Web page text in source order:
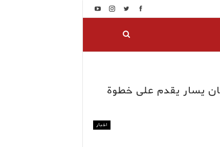
يسار يقدم على خطوة
اخبار